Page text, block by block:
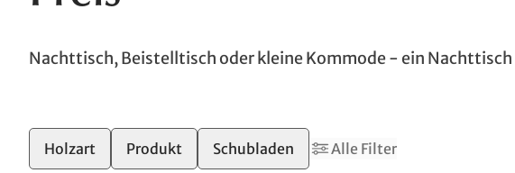
Nachttisch, Beistelltisch oder kleine Kommode - ein Nachttisch
Holzart Produkt Schubladen Alle Filter